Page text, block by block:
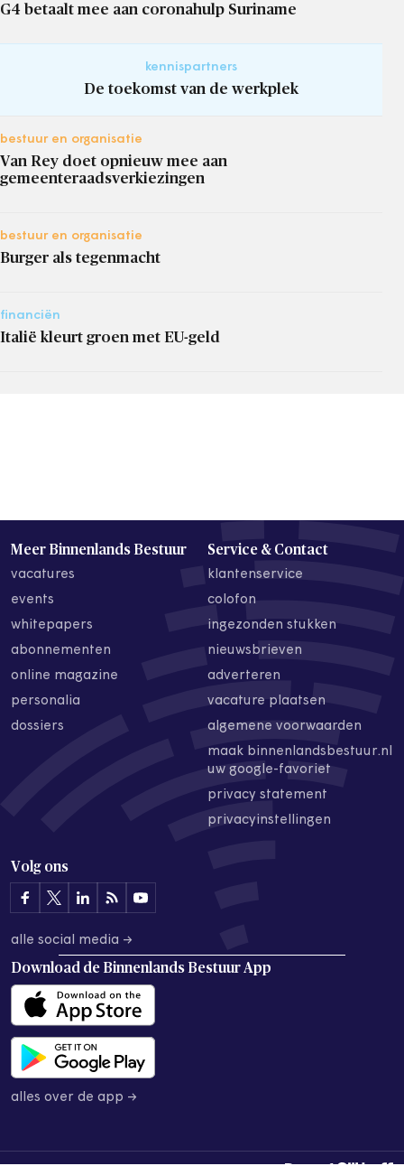
G4 betaalt mee aan coronahulp Suriname
kennispartners
De toekomst van de werkplek
bestuur en organisatie
Van Rey doet opnieuw mee aan
gemeenteraadsverkiezingen
bestuur en organisatie
Burger als tegenmacht
financiën
Italië kleurt groen met EU-geld
Meer Binnenlands Bestuur
vacatures
events
whitepapers
abonnementen
online magazine
personalia
dossiers
Service & Contact
klantenservice
colofon
ingezonden stukken
nieuwsbrieven
adverteren
vacature plaatsen
algemene voorwaarden
maak binnenlandsbestuur.nl
uw google-favoriet
privacy statement
privacyinstellingen
Volg ons
alle social media →
Download de Binnenlands Bestuur App
alles over de app →